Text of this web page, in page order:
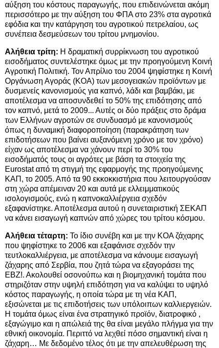
αύξηση του κόστους παραγωγής, που επιδεινώνεται ακόμη
περισσότερο με την αύξηση του ΦΠΑ στο 23% στα αγροτικά
εφόδια και την κατάργηση του αγροτικού πετρελαίου, ως
συνέπεια δεσμεύσεων του τρίτου μνημονίου.
Αλήθεια τρίτη: Η δραματική συρρίκνωση του αγροτικού
εισοδήματος συντελέστηκε όμως με την προηγούμενη Κοινή
Αγροτική Πολιτική. Τον Απρίλιο του 2004 ψηφίστηκε η Κοινή
Οργάνωση Αγοράς (ΚΟΑ) των μεσογειακών προϊόντων με
δυσμενείς κανονισμούς για καπνό, λάδι και βαμβάκι, με
αποτέλεσμα να αποσυνδεθεί το 50% της επιδότησης από
τον καπνό, μετά το 2009... Αυτές οι δύο πράξεις στο δράμα
των Ελλήνων αγροτών σε συνδυασμό με κανονισμούς
όπως η δυναμική διαφοροποίηση (παρακράτηση των
επιδοτήσεων που βαίνει αυξανόμενη χρόνο με τον χρόνο)
είχαν ως αποτέλεσμα να χάνουν περί το 30% του
εισοδήματός τους οι αγρότες με βάση τα στοιχεία της
Εurostat από τη στιγμή της εφαρμογής της προηγούμενης
ΚΑΠ, το 2005. Από τα 90 εκκοκκιστήρια που λειτουργούσαν
στη χώρα απέμειναν 20 και αυτά με ελλειμματικούς
ισολογισμούς, ενώ η καπνοκαλλιέργεια σχεδόν
εξαφανίστηκε. Αποτέλεσμα αυτού η συνεταιριστική ΣΕΚΑΠ
να κάνει εισαγωγή καπνών από χώρες του τρίτου κόσμου.
Αλήθεια τέταρτη: Το ίδιο συνέβη και με την ΚΟΑ ζάχαρης
που ψηφίστηκε το 2006 και εξαφάνισε σχεδόν την
τευτλοκαλλιέργεια, με αποτέλεσμα να κάνουμε εισαγωγή
ζάχαρης από Σερβία, που ζητά τώρα να εξαγοράσει της
ΕΒΖ!. Ακολουθεί οσονούπω και η βιομηχανική τομάτα που
στηριζόταν στην υψηλή επιδότηση για να καλύψει το υψηλό
κόστος παραγωγής, η οποία τώρα με τη νέα ΚΑΠ,
εξισώνεται με τις επιδοτήσεις των υπόλοιπων καλλιεργειών.
Η τομάτα όμως είναι ένα στρατηγικό προϊόν, διατροφικό ,
εξαγώγιμο και η απώλειά της θα είναι μεγάλο πλήγμα για την
εθνική οικονομία. Περιττό να λεχθεί πόσο σημαντική είναι η
ζάχαρη… Με δεδομένο τέλος ότι με την απελευθέρωση της